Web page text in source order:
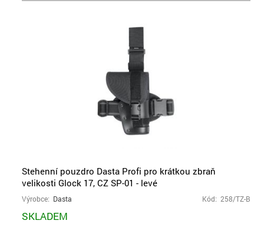
Stehenní pouzdro Dasta Profi pro krátkou zbraň
velikosti Glock 17, CZ SP-01 - levé
Výrobce: Dasta Kód: 258/TZ-B
SKLADEM